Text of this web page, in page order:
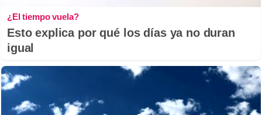
¿El tiempo vuela?
Esto explica por qué los días ya no duran
igual